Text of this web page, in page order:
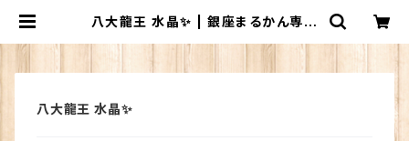
八大龍王 水晶✨ | 銀座まるかん専門
八大龍王 水晶✨